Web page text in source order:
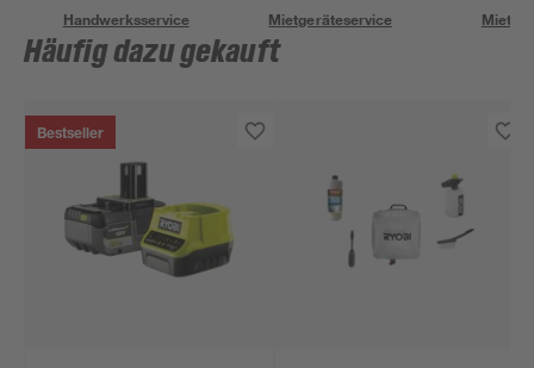
Handwerksservice Mietgeräteservice
Häufig dazu gekauft
Bestseller